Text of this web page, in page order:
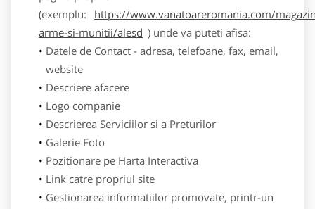
(exemplu:
https://www.vanatoareromania.com/
arme-si-munitii/alesd ) unde va puteti afisa:
Datele de Contact - adresa, telefoane, fax, email,
website
Descriere afacere
Logo companie
Descrierea Serviciilor si a Preturilor
Galerie Foto
Pozitionare pe Harta Interactiva
Link catre propriul site
Gestionarea informatiilor promovate, printr-un